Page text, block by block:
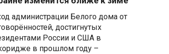
администрации Белого дома от
достигнутых
России и США в
в прошлом году –